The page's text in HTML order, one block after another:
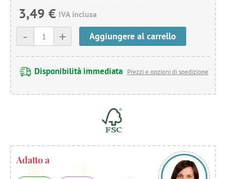
3,49 € IVA inclusa
+
- Aggiungere al carrello
Disponibilità immediata Prezzi e opzioni di spedizione
Adatto a